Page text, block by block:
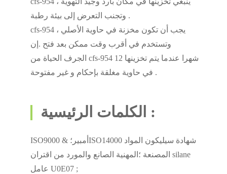
وتجنب التعرض إلى بيئة رطبة .
cfs-954 يجب أن تكون مخزنة في حاوية الأصلي ،
وتستخدم في أقرب وقت ممكن بعد فتح .إن
الجرف الحياة من cfs-954 12 شهرا عندما يتم تخزينها
في حاوية مغلقة بإحكام و غير مفتوحة .
الكلمات الرئيسية :
ISO9000 & أمبير؛ISO14000 شهادة سيليكون المواد
المصنعة ؛المهنية الصانع والمورد من اقتران silane
عامل U0E07 ;